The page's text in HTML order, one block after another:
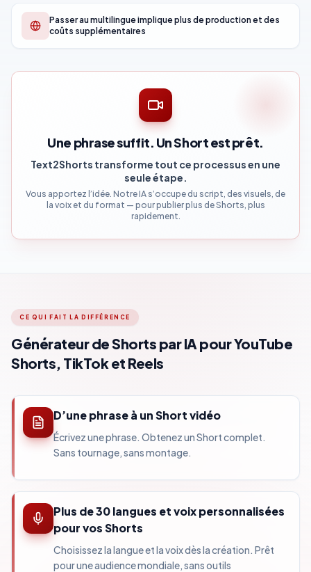
Passer au multilingue implique plus de production et des
coûts supplémentaires
Une phrase suffit. Un Short est prêt.
Text2Shorts transforme tout ce processus en une
seule étape.
Vous apportez l’idée. Notre IA s’occupe du script, des visuels, de
la voix et du format — pour publier plus de Shorts, plus
rapidement.
CE QUI FAIT LA DIFFÉRENCE
Générateur de Shorts par IA pour YouTube
Shorts, TikTok et Reels
D’une phrase à un Short vidéo
Écrivez une phrase. Obtenez un Short complet.
Sans tournage, sans montage.
Plus de 30 langues et voix personnalisées
pour vos Shorts
Choisissez la langue et la voix dès la création. Prêt
pour une audience mondiale, sans outils